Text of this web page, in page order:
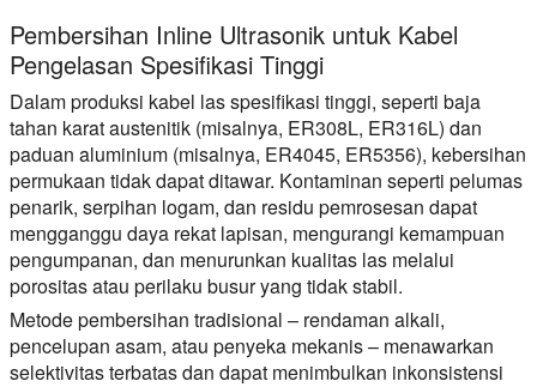
Pembersihan Inline Ultrasonik untuk Kabel
Pengelasan Spesifikasi Tinggi
Dalam produksi kabel las spesifikasi tinggi, seperti baja
tahan karat austenitik (misalnya, ER308L, ER316L) dan
paduan aluminium (misalnya, ER4045, ER5356), kebersihan
permukaan tidak dapat ditawar. Kontaminan seperti pelumas
penarik, serpihan logam, dan residu pemrosesan dapat
mengganggu daya rekat lapisan, mengurangi kemampuan
pengumpanan, dan menurunkan kualitas las melalui
porositas atau perilaku busur yang tidak stabil.
Metode pembersihan tradisional – rendaman alkali,
pencelupan asam, atau penyeka mekanis – menawarkan
selektivitas terbatas dan dapat menimbulkan inkonsistensi